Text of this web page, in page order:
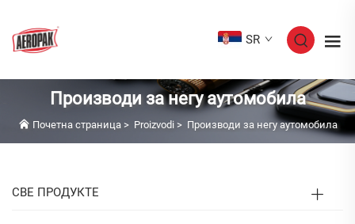
SR
Производи за негу аутомобила
Почетна страница> Proizvodi> Производи за негу аутомобила
СВЕ ПРОДУКТЕ